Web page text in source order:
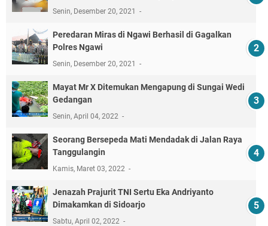
Senin, Desember 20, 2021
Peredaran Miras di Ngawi Berhasil di Gagalkan
Polres Ngawi
Senin, Desember 20, 2021
Mayat Mr X Ditemukan Mengapung di Sungai Wedi
Gedangan
Senin, April 04, 2022
Seorang Bersepeda Mati Mendadak di Jalan Raya
Tanggulangin
Kamis, Maret 03, 2022
Jenazah Prajurit TNI Sertu Eka Andriyanto
Dimakamkan di Sidoarjo
Sabtu, April 02, 2022